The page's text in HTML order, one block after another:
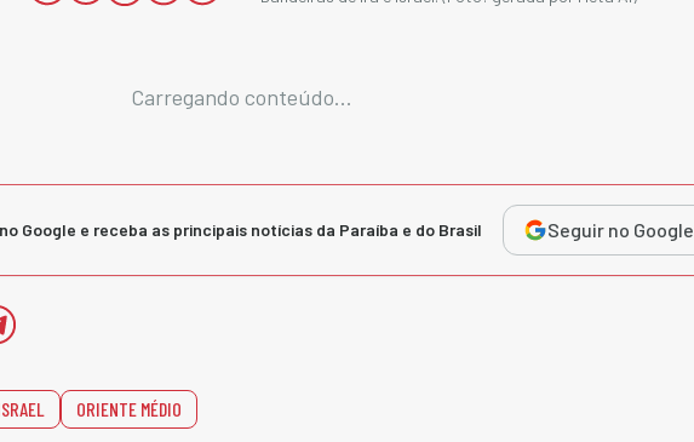
Carregando conteúdo...
Google e receba as principais notícias da Paraíba e do Brasil Seguir no Google
ORIENTE MÉDIO